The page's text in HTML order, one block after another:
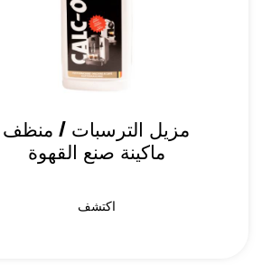
مزيل الترسبات / منظف
ماكينة صنع القهوة
اكتشف